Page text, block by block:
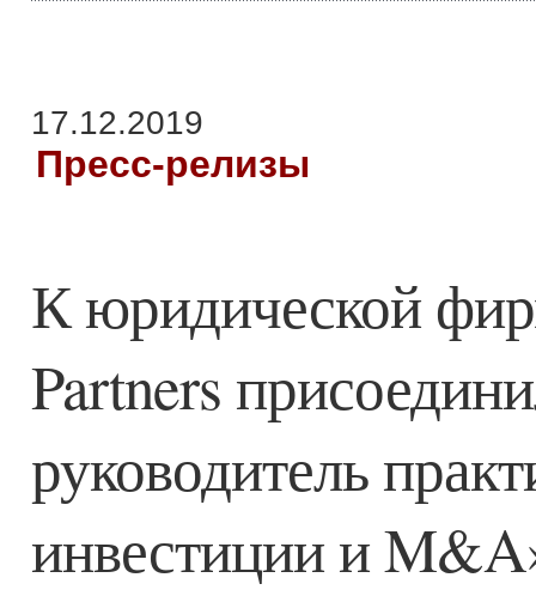
17.12.2019
Пресс-релизы
К юридической
Partners
руководитель
инвестиции и